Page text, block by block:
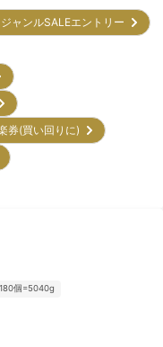
ジャンルSALEエントリー
券(買い回りに)
個=5040g